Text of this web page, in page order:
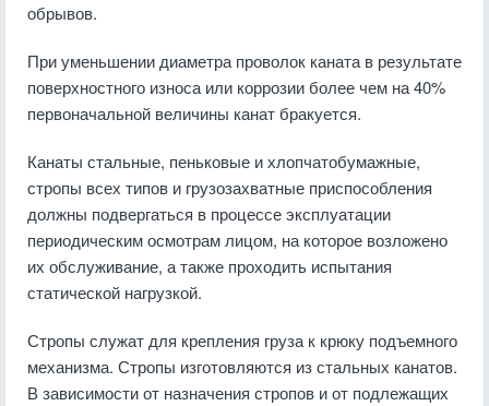
обрывов.
При уменьшении диаметра проволок каната в результате
поверхностного износа или коррозии более чем на 40%
первоначальной величины канат бракуется.
Канаты стальные, пеньковые и хлопчатобумажные,
стропы всех типов и грузозахватные приспособления
должны подвергаться в процессе эксплуатации
периодическим осмотрам лицом, на которое возложено
их обслуживание, а также проходить испытания
статической нагрузкой.
Стропы служат для крепления груза к крюку подъемного
механизма. Стропы изготовляются из стальных канатов.
В зависимости от назначения стропов и от подлежащих